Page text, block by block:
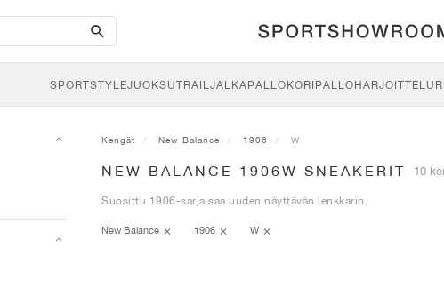
search-
btn
SPORTSTYLEJUOKSUTRAILJALKAPALLOKORIPALLOHARJOITTELU
Kengät New Balance 1906 W
NEW BALANCE 1906W SNEAKERIT 10
Suosittu 1906-sarja saa uuden näyttävän lenkkarin.
New Balance 1906 W